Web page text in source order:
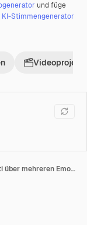
und füge
KI-Stimmengenerator
Videoprojekt
Digitale Animation von fallendem Konfetti über mehreren Emoji-Gesichtern vor weißem Hintergrund